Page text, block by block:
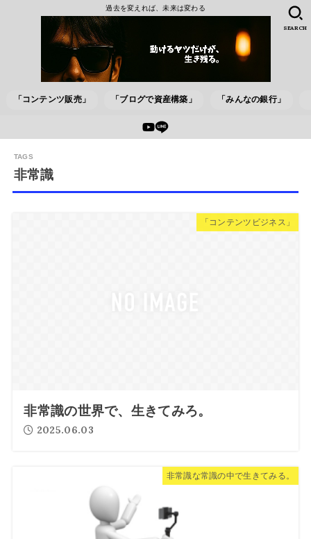
過去を変えれば、未来は変わる
「コンテンツ販売」 「ブログで資産構築」 「みんなの銀行」
SEARCH
非常識
「コンテンツビジネス」
非常識の世界で、生きてみろ。
2025.06.03
非常識な常識の中で生きてみる。